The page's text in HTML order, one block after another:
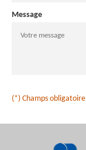
Message
(*) Champs obligatoire